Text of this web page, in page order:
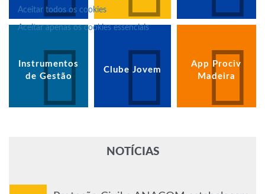
Instrumentos
de Gestão
Clube Jovem
App Prociv
Madeira
NOTÍCIAS
Aceitar todos os cookies
Aceitar apenas os cookies essenciais